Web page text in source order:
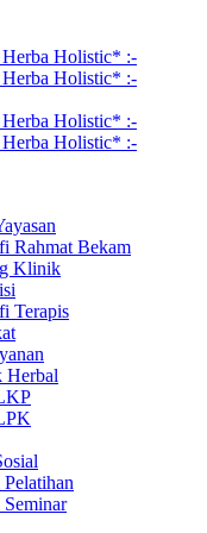
Rahmat Bekam
Klinik
Terapis
Herbal
Seminar